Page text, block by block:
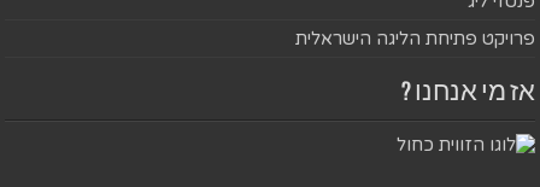
פרויקט פתיחת הליגה הישראלית
אז מי אנחנו ?